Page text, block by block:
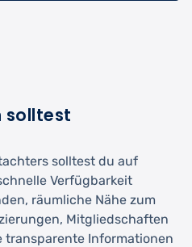
solltest
solltest du auf
Verfügbarkeit
räumliche Nähe zum
Mitgliedschaften
transparente Informationen